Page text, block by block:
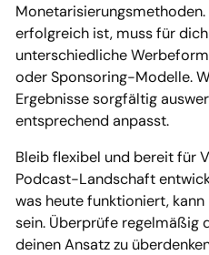
erfolgreich ist, muss für
unterschiedliche
oder Sponsoring-Modelle.
Ergebnisse sorgfältig
entsprechend anpasst.
Bleib flexibel und bereit für
Podcast-Landschaft
was heute funktioniert,
sein. Überprüfe regelmäßig
deinen Ansatz zu